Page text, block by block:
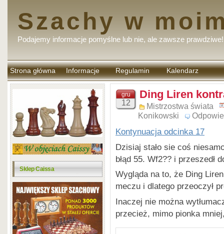
Szachy w
Podajemy informacje pomyślne lub nie, ale zawsze prawdziwe!
Strona główna Informacje Regulamin
komentarzy
Kalendarz
Sklep Caissa
gru
12
Ding Liren
Mistrzostwa świata
Konikowski
Kontynuacja odcinka 17
Dzisiaj stało sie coś
błąd 55. Wf2?? i przeszedł
Wygląda na to, że Ding
meczu i dlatego przeoczył
Inaczej nie można
przecież, mimo pionka